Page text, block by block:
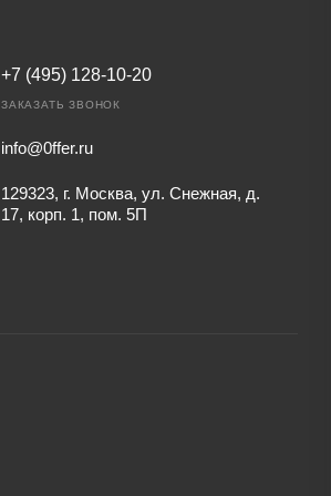
+7 (495) 128-10-20
ЗАКАЗАТЬ ЗВОНОК
info@0ffer.ru
129323, г. Москва, ул. Снежная, д.
17, корп. 1, пом. 5П